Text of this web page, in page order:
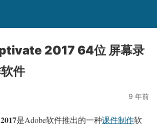
2017 64位 屏幕录
件
9 年前
是Adobe软件推出的一种课件制作软